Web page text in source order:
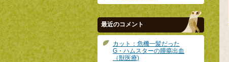
最近のコメント
カット：危機一髪だった
G・ハムスターの腫瘍出血
（獣医療)